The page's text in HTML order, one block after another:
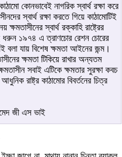
কোনভাবেই নাগরিক স্বার্থ রক্ষা করে
স্বার্থ রক্ষা করতে গিয়ে কাঠামোটিই
ক্ষমতাসীনের স্বার্থ রক্কাহি রাষ্ট্রের
১৯৭৪ এ ত্রাণচোর রেশন চোরের
বলা যায় বিশেষ ক্ষমতা আইনের জন্ম।
ক্ষমতা টিকিয়ে রাখার অন্যতম
সবাই এটিকে ক্ষমতার সুরক্ষা কবচ
রাষ্ট্র কাঠামোর বিবর্তনের চিত্র
জী এস ভাই